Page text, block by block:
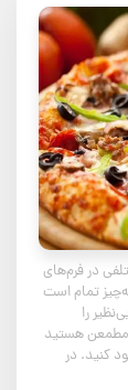
در فرم‌های
تمام است
را
مطمعن هستید
کنید. در